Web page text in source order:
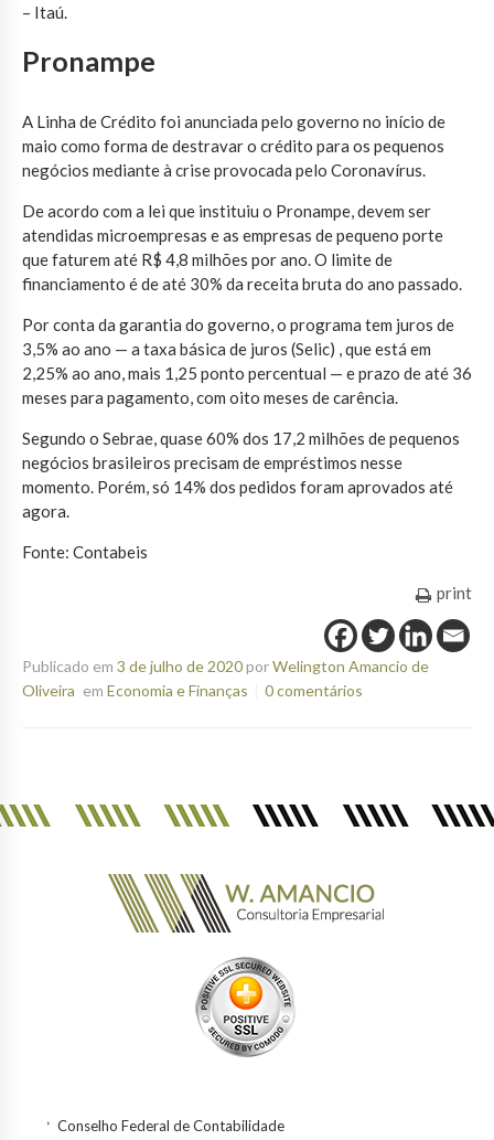
– Itaú.
Pronampe
A Linha de Crédito foi anunciada pelo governo no início de
maio como forma de destravar o crédito para os pequenos
negócios mediante à crise provocada pelo Coronavírus.
De acordo com a lei que instituiu o Pronampe, devem ser
atendidas microempresas e as empresas de pequeno porte
que faturem até R$ 4,8 milhões por ano. O limite de
financiamento é de até 30% da receita bruta do ano passado.
Por conta da garantia do governo, o programa tem juros de
3,5% ao ano — a taxa básica de juros (Selic) , que está em
2,25% ao ano, mais 1,25 ponto percentual — e prazo de até 36
meses para pagamento, com oito meses de carência.
Segundo o Sebrae, quase 60% dos 17,2 milhões de pequenos
negócios brasileiros precisam de empréstimos nesse
momento. Porém, só 14% dos pedidos foram aprovados até
agora.
Fonte: Contabeis
print
Publicado em 3 de julho de 2020porWelington Amancio de
Oliveira em Economia e Finanças 0 comentários
Conselho Federal de Contabilidade